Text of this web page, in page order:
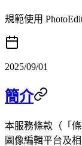
規範使用
2025/09/01
簡介
本服務條款（「
圖像編輯平台及